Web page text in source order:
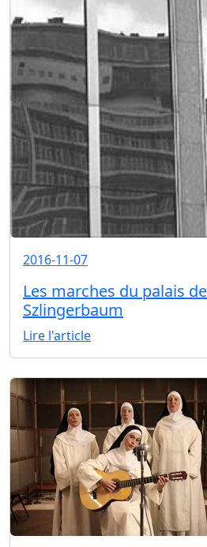
2016-11-07
Les marches du palais
Szlingerbaum
Lire l'article